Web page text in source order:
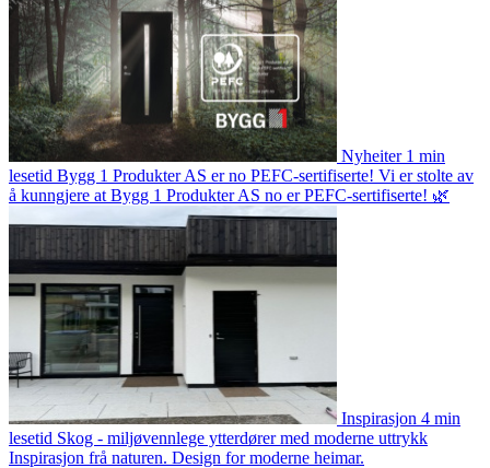
Nyheiter 1 min
lesetid Bygg 1 Produkter AS er no PEFC-sertifiserte! Vi er stolte av
å kunngjere at Bygg 1 Produkter AS no er PEFC-sertifiserte! 🌿
Inspirasjon 4 min
lesetid Skog - miljøvennlege ytterdører med moderne uttrykk
Inspirasjon frå naturen. Design for moderne heimar.